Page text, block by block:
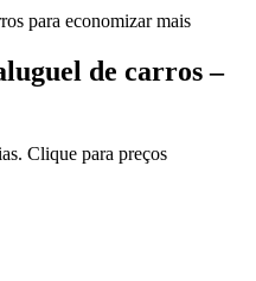
para economizar mais
de carros –
Clique para preços